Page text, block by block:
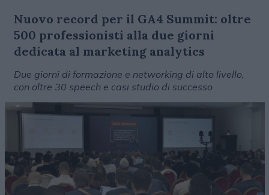
Nuovo record per il GA4 Summit: oltre
500 professionisti alla due giorni
dedicata al marketing analytics
Due giorni di formazione e networking di alto livello,
con oltre 30 speech e casi studio di successo